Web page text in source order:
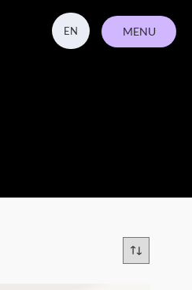
MENU
EN